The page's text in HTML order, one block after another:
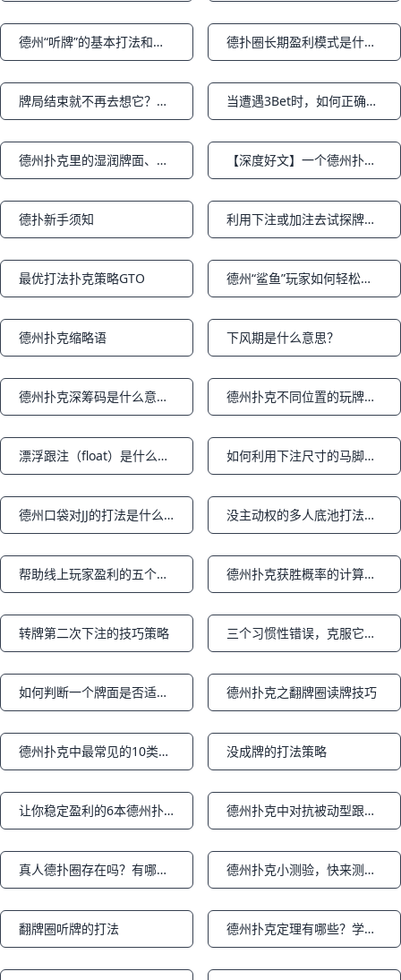
Notifications 德州“听牌”的基本打法和成牌概率（中篇） Notifications 德扑圈长期盈利模式是什么？（上篇）
Notifications 牌局结束就不再去想它？错！——德扑玩家需改正的十大错误 Notifications 当遭遇3Bet时，如何正确应对？中篇
Notifications 德州扑克里的湿润牌面、潮湿牌面是什么意思？干燥牌面是什么意思？ Notifications 【深度好文】一个德州扑克高手眼中的交易风险（part5）
Notifications
德扑新手须知 Notifications 利用下注或加注去试探牌力的做法正确吗
Notifications
最优打法扑克策略GTO Notifications 德州“鲨鱼”玩家如何轻松截杀“鱼” 策略下篇
Notifications
德州扑克缩略语 Notifications
下风期是什么意思？
Notifications 德州扑克深筹码是什么意思？ Notifications 德州扑克不同位置的玩牌策略
Notifications 漂浮跟注（float）是什么意思？如何对付漂浮跟注？ Notifications 如何利用下注尺寸的马脚获利
Notifications 德州口袋对JJ的打法是什么？对子JJ的策略是什么？ Notifications 没主动权的多人底池打法（二）
Notifications 帮助线上玩家盈利的五个小方法 Notifications 德州扑克获胜概率的计算方法
Notifications
转牌第二次下注的技巧策略 Notifications 三个习惯性错误，克服它就能提高（下篇）
Notifications 如何判断一个牌面是否适合用来诈唬 Notifications
德州扑克之翻牌圈读牌技巧
Notifications 德州扑克中最常见的10类扑克错误（二） Notifications
没成牌的打法策略
Notifications 让你稳定盈利的6本德州扑克教材 Notifications 德州扑克中对抗被动型跟注的技巧
Notifications 真人德扑圈存在吗？有哪些？ Notifications 德州扑克小测验，快来测试一下你的扑克智商是多少
Notifications
翻牌圈听牌的打法 Notifications 德州扑克定理有哪些？学习扑克定律有很大帮助